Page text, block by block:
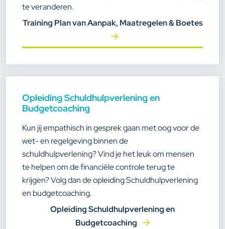
te veranderen.
Training Plan van Aanpak, Maatregelen & Boetes
Opleiding Schuldhulpverlening en
Budgetcoaching
Kun jij empathisch in gesprek gaan met oog voor de
wet- en regelgeving binnen de
schuldhulpverlening? Vind je het leuk om mensen
te helpen om de financiële controle terug te
krijgen? Volg dan de opleiding Schuldhulpverlening
en budgetcoaching.
Opleiding Schuldhulpverlening en
Budgetcoaching